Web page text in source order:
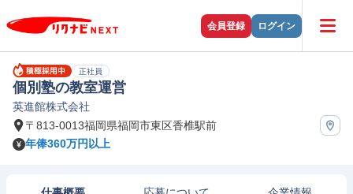
会員登録 ログイン
正社員
個別塾の教室運営
英進館株式会社
〒813-0013福岡県福岡市東区香椎駅前
年俸360万円以上